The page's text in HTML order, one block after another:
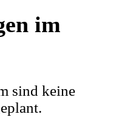
im
sind keine